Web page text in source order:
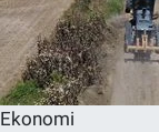
Ekonomi